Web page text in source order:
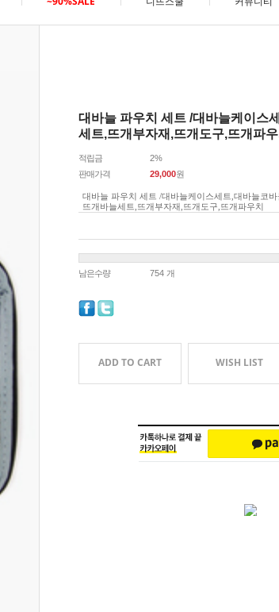
대바늘 파우치 세트 /대바늘케이스
세트,뜨개부자재,뜨개도구,뜨개파우
적립금
2%
판매가격
29,000원
대바늘 파우치 세트 /대바늘케이스세트,대바늘코바
뜨개바늘세트,뜨개부자재,뜨개도구,뜨개파우치
남은수량 754 개
ADD TO CART WISH LIST